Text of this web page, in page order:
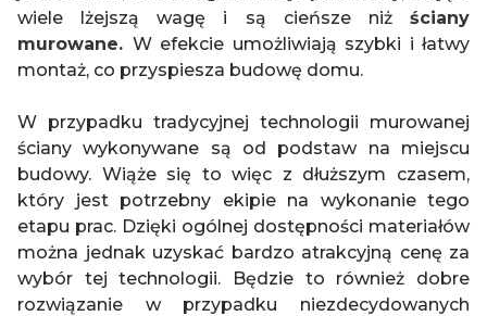
wiele lżejszą wagę i są cieńsze niż ściany
murowane. W efekcie umożliwiają szybki i łatwy
montaż, co przyspiesza budowę domu.
W przypadku tradycyjnej technologii murowanej
ściany wykonywane są od podstaw na miejscu
budowy. Wiąże się to więc z dłuższym czasem,
który jest potrzebny ekipie na wykonanie tego
etapu prac. Dzięki ogólnej dostępności materiałów
można jednak uzyskać bardzo atrakcyjną cenę za
wybór tej technologii. Będzie to również dobre
rozwiązanie w przypadku niezdecydowanych